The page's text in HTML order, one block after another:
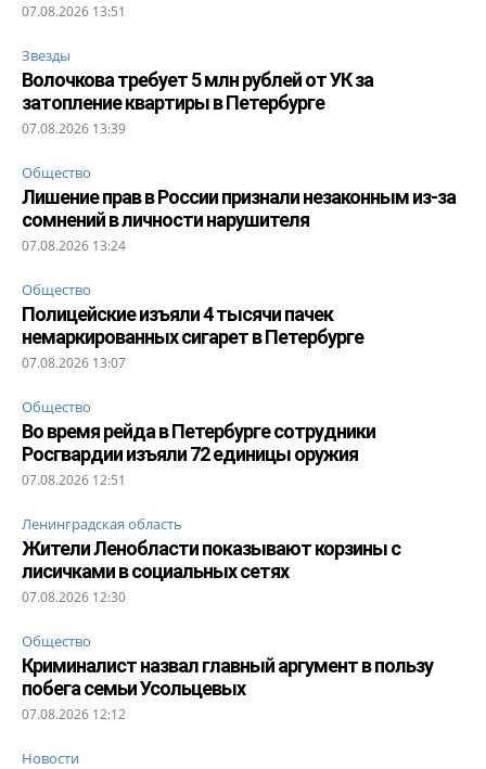
07.08.2026 13:51
Звезды
Волочкова требует 5 млн рублей от УК за
затопление квартиры в Петербурге
07.08.2026 13:39
Общество
Лишение прав в России признали незаконным из-за
сомнений в личности нарушителя
07.08.2026 13:24
Общество
Полицейские изъяли 4 тысячи пачек
немаркированных сигарет в Петербурге
07.08.2026 13:07
Общество
Во время рейда в Петербурге сотрудники
Росгвардии изъяли 72 единицы оружия
07.08.2026 12:51
Ленинградская область
Жители Ленобласти показывают корзины с
лисичками в социальных сетях
07.08.2026 12:30
Общество
Криминалист назвал главный аргумент в пользу
побега семьи Усольцевых
07.08.2026 12:12
Новости